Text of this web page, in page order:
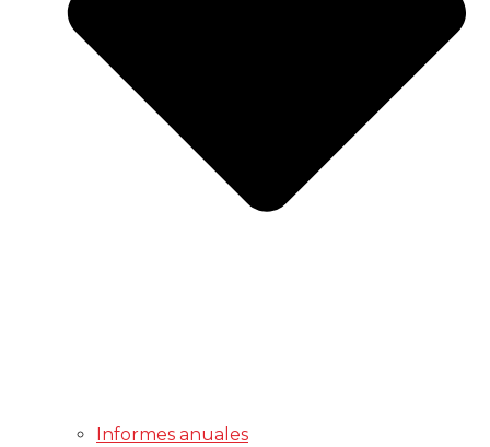
Informes anuales